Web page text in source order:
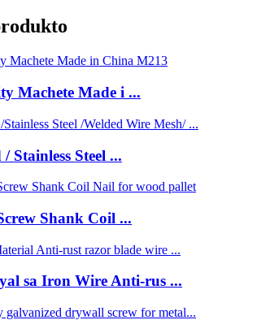
Machete Made i ...
Stainless Steel ...
Shank Coil ...
sa Iron Wire Anti-rus ...